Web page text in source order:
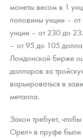
монеты весом в 1
половины унции –
унции – от 230 до
– от 95 до 105
Лондонской бирже
долларов за
варьироваться в
металла.
Закон требует,
Орел» в пруфе были